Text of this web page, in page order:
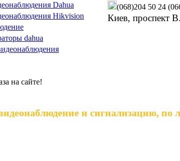
Dahua
Hikvision
dahua
(068)204 50 24
Киев, проспект
и сигнализацию, по